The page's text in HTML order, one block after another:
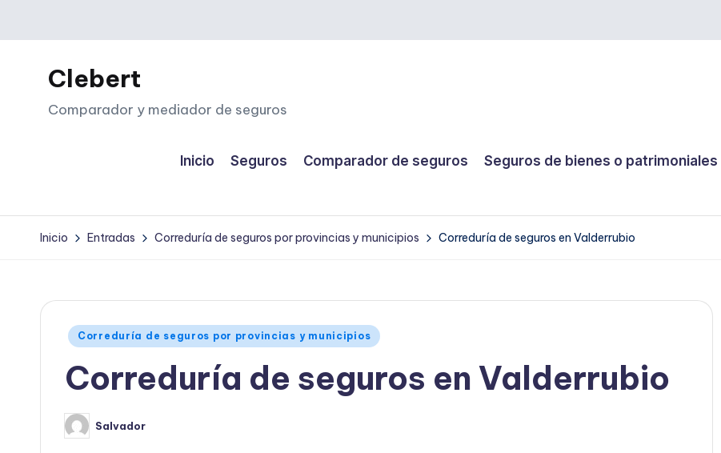
Saltar
contenidoClebert
Comparador y mediador de seguros
Inicio Seguros Comparador de seguros Seguros de bienes o patrimoniales
Inicio Entradas Correduría de seguros por provincias y municipios Correduría de seguros en Valderrubio
Publicado
Correduría de seguros por provincias y municipios
Correduría de seguros en Valderrubio
Publicado
por
Salvador